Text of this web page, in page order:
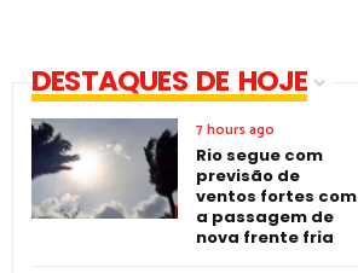
DESTAQUES DE HOJE
7 hours ago
Rio segue com
previsão de
ventos fortes com
a passagem de
nova frente fria